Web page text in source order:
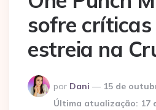
sofre
estreia na
Postado
por
por Dani
15 de
Última atualização: 17